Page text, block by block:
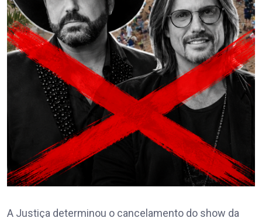
A Justiça determinou o cancelamento do show da